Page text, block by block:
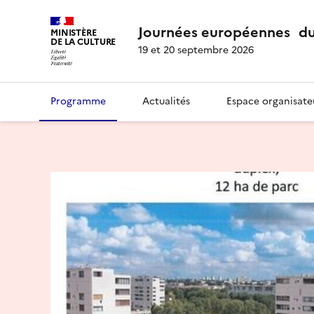
MINISTÈRE
DE LA CULTURE Journées européennes
19 et 20 septembre 2026
Programme Actualités Espace